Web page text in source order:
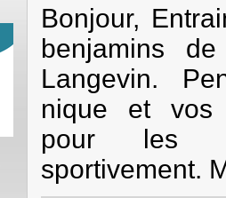
Bonjour,
benjamins
Langevin.
nique et vos
pour les
sportivement.